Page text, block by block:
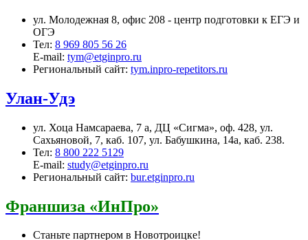
ул. Молодежная 8, офис 208 - центр подготовки к ЕГЭ и
ОГЭ
Тел: 8 969 805 56 26
E-mail: tym@etginpro.ru
Региональный сайт: tym.inpro-repetitors.ru
Улан-Удэ
ул. Хоца Намсараева, 7 а, ДЦ «Сигма», оф. 428, ул.
Сахьяновой, 7, каб. 107, ул. Бабушкина, 14а, каб. 238.
Тел: 8 800 222 5129
E-mail: study@etginpro.ru
Региональный сайт: bur.etginpro.ru
Франшиза «ИнПро»
Станьте партнером в Новотроицке!